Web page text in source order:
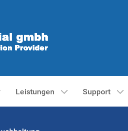
Leistungen Support